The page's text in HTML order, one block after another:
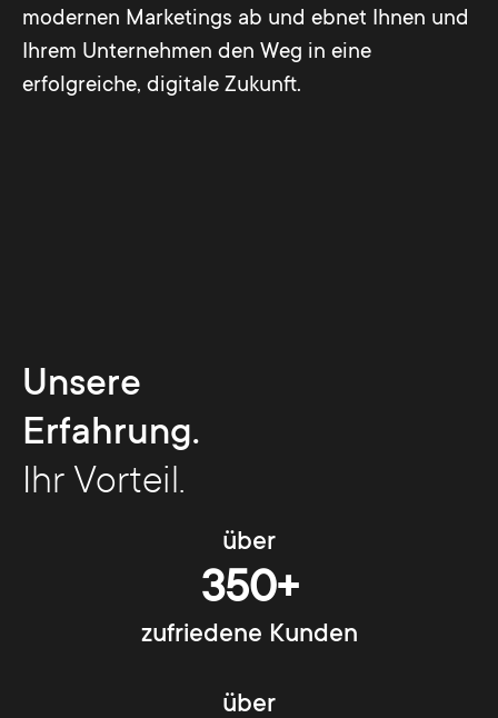
modernen Marketings ab und ebnet Ihnen und
Ihrem Unternehmen den Weg in eine
erfolgreiche, digitale Zukunft.
Unsere
Erfahrung.
Ihr Vorteil.
über
350+
zufriedene Kunden
über